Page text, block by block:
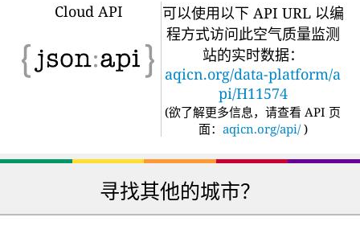
Cloud API
可以使用以下 API URL 以编
程方式访问此空气质量监测
站的实时数据：
aqicn.org/data-platform/a
pi/H11574
(欲了解更多信息，请查看 API 页
面： aqicn.org/api/ )
寻找其他的城市？